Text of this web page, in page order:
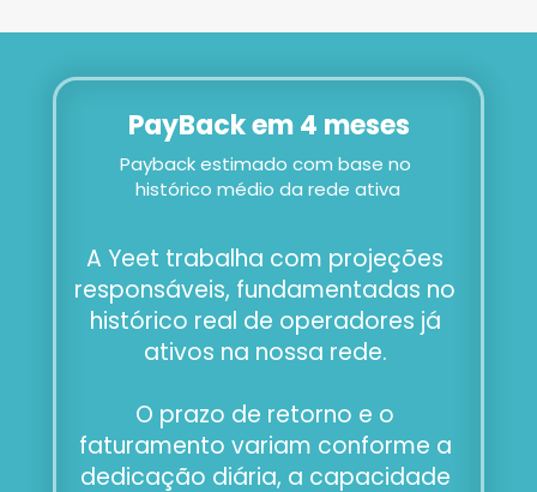
PayBack em 4 meses
Payback estimado com base no
histórico médio da rede ativa
A Yeet trabalha com projeções
responsáveis, fundamentadas no
histórico real de operadores já
ativos na nossa rede.
O prazo de retorno e o
faturamento variam conforme a
dedicação diária, a capacidade